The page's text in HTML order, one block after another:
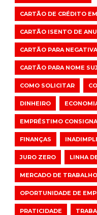
CARTÃO DE CRÉDITO
CARTÃO ISENTO DE
CARTÃO PARA
CARTÃO PARA NOME
COMO SOLICITAR
DINHEIRO
EMPRÉSTIMO
FINANÇAS
JURO ZERO LINHA
MERCADO DE TRABALHO
OPORTUNIDADE DE
PRATICIDADE